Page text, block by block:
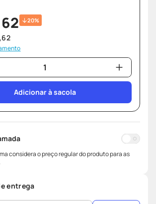
62 20%
62
Adicionar à sacola
considera o preço regular do produto para as
entrega